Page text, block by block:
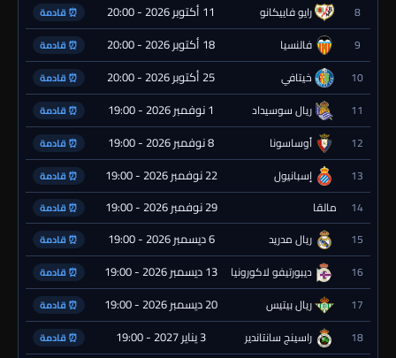
8 رايو فاييكانو 11 أكتوبر 2026 - 20:00 ⏰ قادمة
9 فالنسيا 18 أكتوبر 2026 - 20:00 ⏰ قادمة
10 خيتافي 25 أكتوبر 2026 - 20:00 ⏰ قادمة
11 ريال سوسيداد 1 نوفمبر 2026 - 19:00 ⏰ قادمة
12 أوساسونا 8 نوفمبر 2026 - 19:00 ⏰ قادمة
13 إسبانيول 22 نوفمبر 2026 - 19:00 ⏰ قادمة
14 مالقا 29 نوفمبر 2026 - 19:00 ⏰ قادمة
15 ريال مدريد 6 ديسمبر 2026 - 19:00 ⏰ قادمة
16 ديبورتيفو لاكورونيا 13 ديسمبر 2026 - 19:00 ⏰ قادمة
17 ريال بيتيس 20 ديسمبر 2026 - 19:00 ⏰ قادمة
18 راسينج سانتاندير 3 يناير 2027 - 19:00 ⏰ قادمة